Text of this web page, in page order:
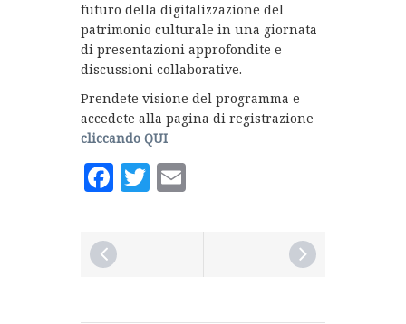
futuro della digitalizzazione del
patrimonio culturale in una giornata
di presentazioni approfondite e
discussioni collaborative.
Prendete visione del programma e
accedete alla pagina di registrazione
cliccando QUI
Facebook
Twitter